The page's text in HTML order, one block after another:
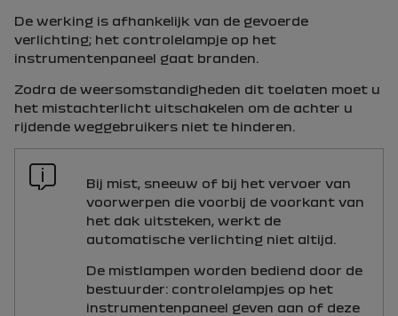
De werking is afhankelijk van de gevoerde
verlichting; het controlelampje op het
instrumentenpaneel gaat branden.
Zodra de weersomstandigheden dit toelaten moet u
het mistachterlicht uitschakelen om de achter u
rijdende weggebruikers niet te hinderen.
Bij mist, sneeuw of bij het vervoer van
voorwerpen die voorbij de voorkant van
het dak uitsteken, werkt de
automatische verlichting niet altijd.
De mistlampen worden bediend door de
bestuurder: controlelampjes op het
instrumentenpaneel geven aan of deze